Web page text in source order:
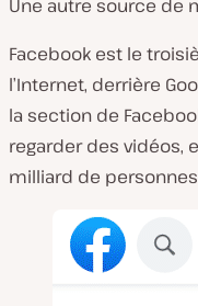
Une autre source de
Facebook est le
l’Internet, derrière
la section de
regarder des vidéos,
milliard de